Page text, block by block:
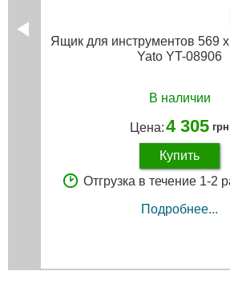
Ящик для инструментов 569
Yato YT-08906
В наличии
Цена:4 305 грн
Купить
Отгрузка в течение 1-2
Подробнее...